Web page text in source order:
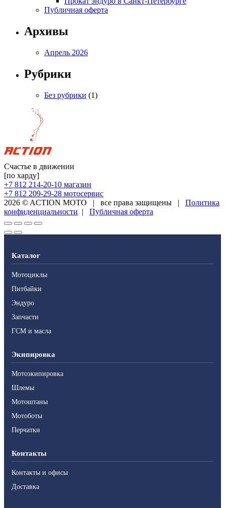
Публичная оферта
Архивы
Апрель 2026
Рубрики
Без рубрики (1)
Счастье в движении
[по харду]
+7 812 214-20-10 магазин
+7 812 209-29-28 мотосервис
2026 © ACTION MOTO | все права защищены |
Политика
конфиденциальности | Публичная оферта
Каталог
Мотоциклы
Питбайки
Эндуро
Запчасти
ГСМ и масла
Экипировка
Мотоэкипировка
Шлемы
Мотоштаны
Мотоботы
Перчатки
Контакты
Контакты и офисы
Доставка